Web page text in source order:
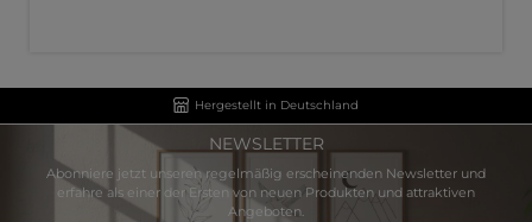
Hergestellt in Deutschland
NEWSLETTER
Abonniere jetzt unseren regelmäßig erscheinenden Newsletter und
erfahre als einer der Ersten von neuen Produkten und attraktiven
Angeboten.